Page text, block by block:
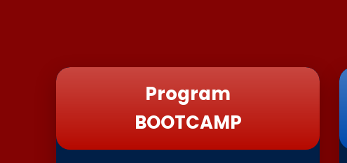
Program
BOOTCAMP